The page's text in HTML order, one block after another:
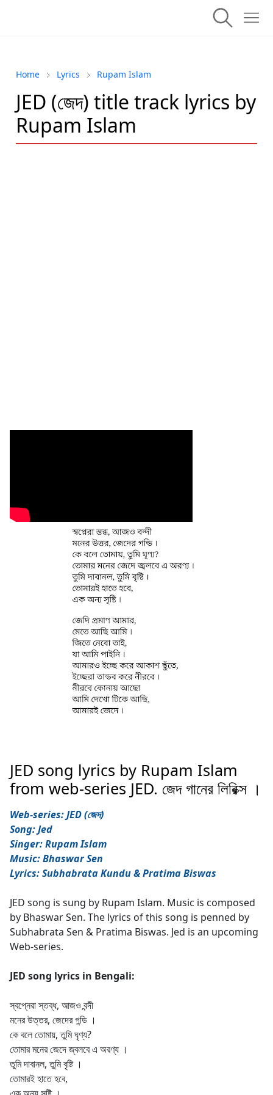
Home Lyrics Rupam Islam
JED (জেদ) title track lyrics by
Rupam Islam
JED song lyrics by Rupam Islam
from web-series JED. জেদ গানের লিরিক্স ।
Web-series: JED (জেদ)
Song: Jed
Singer: Rupam Islam
Music: Bhaswar Sen
Lyrics: Subhabrata Kundu & Pratima Biswas
JED song is sung by Rupam Islam. Music is composed
by Bhaswar Sen. The lyrics of this song is penned by
Subhabrata Sen & Pratima Biswas. Jed is an upcoming
Web-series.
JED song lyrics in Bengali:
স্বপ্নেরা স্তব্ধ, আজও বন্দী
মনের উত্তর, জেদের গন্ডি ।
কে বলে তোমায়, তুমি ঘৃণ্য?
তোমার মনের জেদে জ্বলবে এ অরণ্য ।
তুমি দাবানল, তুমি বৃষ্টি ।
তোমারই হাতে হবে,